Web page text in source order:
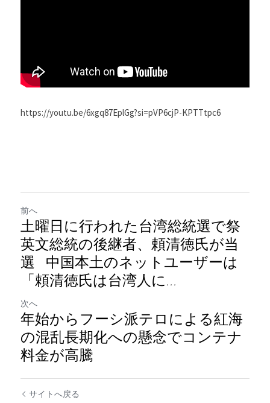
https://youtu.be/6xgq87EplGg?si=pVP6cjP-KPTTtpc6
前へ
土曜日に行われた台湾総統選で祭
英文総統の後継者、頼清徳氏が当
選 中国本土のネットユーザーは
「頼清徳氏は台湾人に...
次へ
年始からフーシ派テロによる紅海
の混乱長期化への懸念でコンテナ
料金が高騰
サイトへ戻る